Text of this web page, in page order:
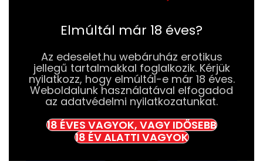
Elmúltál már 18 éves?
Az edeselet.hu webáruház erotikus
jellegű tartalmakkal foglalkozik. Kérjük
nyilatkozz, hogy elmúltál-e már 18 éves.
Weboldalunk használatával elfogadod
az adatvédelmi nyilatkozatunkat.
18 ÉVES VAGYOK, VAGY IDŐSEBB
18 ÉV ALATTI VAGYOK